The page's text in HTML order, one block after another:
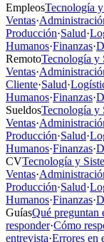
EmpleosTecnología
Ventas·
Producción·Salud·
Humanos·Finanzas·
RemotoTecnología y
Ventas·
Cliente·Salud·
Humanos·Finanzas·
SueldosTecnología y
Ventas·
Producción·Salud·
Humanos·Finanzas·
CVTecnología y
Ventas·
Producción·Salud·
Humanos·Finanzas·
GuíasQué preguntan
responder·Cómo
entrevista·Errores en